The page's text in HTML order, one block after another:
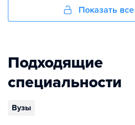
Показать
Подходящие
специальности
Вузы